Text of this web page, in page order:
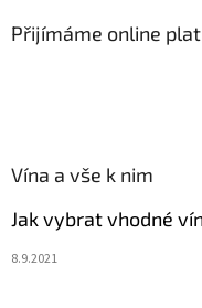
Přijímáme online
Vína a vše k nim
Jak vybrat vhodné
8.9.2021